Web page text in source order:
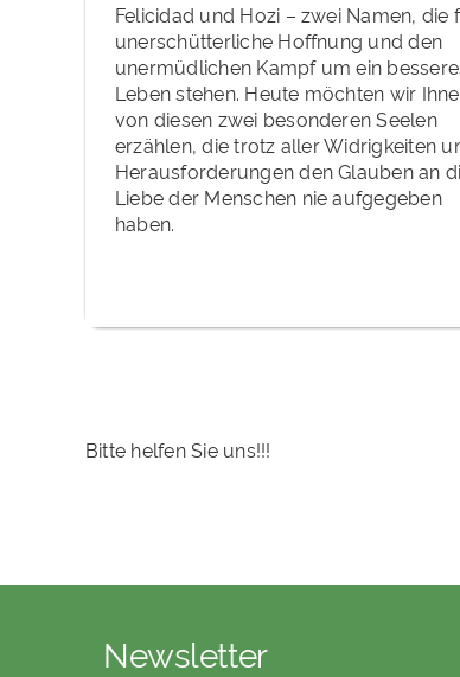
Felicidad und Hozi – zwei Namen, die
unerschütterliche Hoffnung und den
unermüdlichen Kampf um ein
Leben stehen. Heute möchten wir
von diesen zwei besonderen Seelen
erzählen, die trotz aller Widrigkeiten
Herausforderungen den Glauben an
Liebe der Menschen nie aufgegeben
haben.
Bitte helfen Sie uns!!!
Newsletter